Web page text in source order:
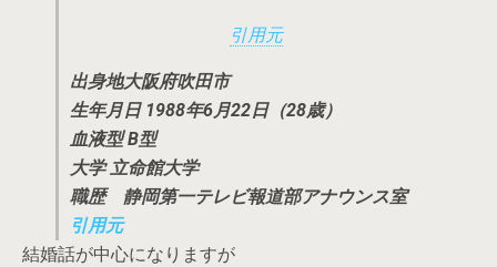
引用元
出身地大阪府吹田市
生年月日 1988年6月22日（28歳）
血液型 B型
大学 立命館大学
職歴 静岡第一テレビ報道部アナウンス室
引用元
結婚話が中心になりますが